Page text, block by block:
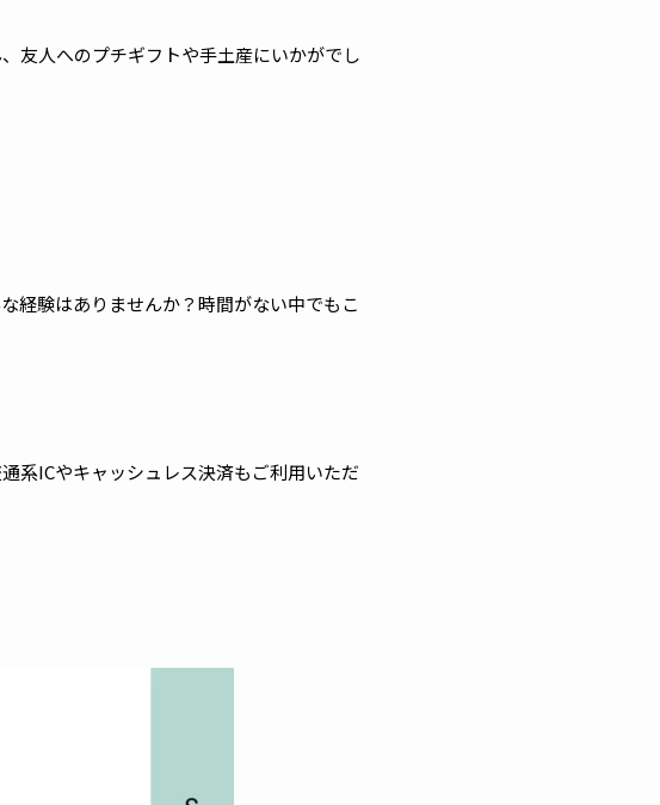
友人へのプチギフトや手土産にいかがでし
経験はありませんか？時間がない中でもこ
系ICやキャッシュレス決済もご利用いただ